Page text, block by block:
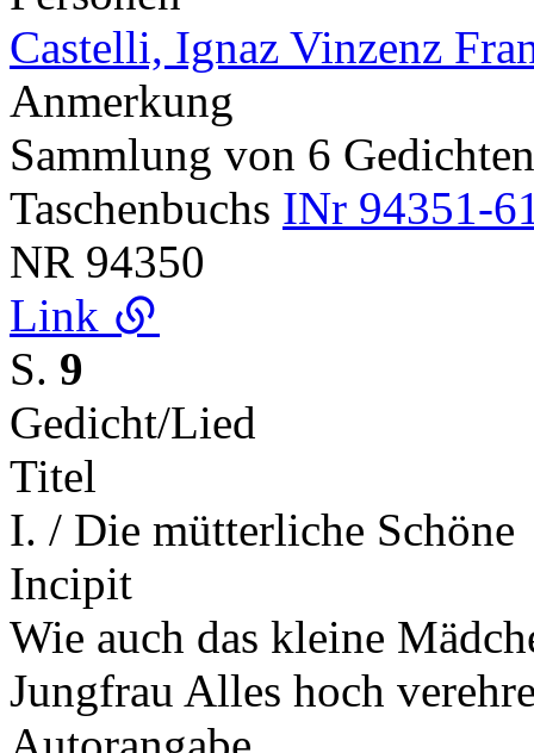
Castelli, Ignaz Vinzenz
Anmerkung
Sammlung von 6
Taschenbuchs INr 94351-
NR 94350
Link
S. 9
Gedicht/Lied
Titel
I. / Die mütterliche Schöne
Incipit
Wie auch das kleine
Jungfrau Alles hoch